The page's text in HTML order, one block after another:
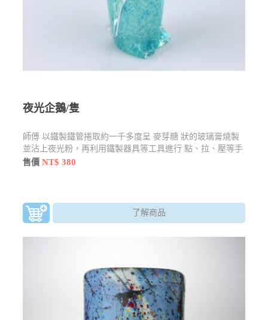
夜光企鵝/隻
師傅 以鐵製鐵管捲取約一千多度呈 麥芽糖 狀的玻璃膏燒製
並沾上夜光粉，再利用鐵製器具等工具進行 點、拉、壓等手
法加以塑形製作，原價448元特價320元
售價NT$ 380
了解商品